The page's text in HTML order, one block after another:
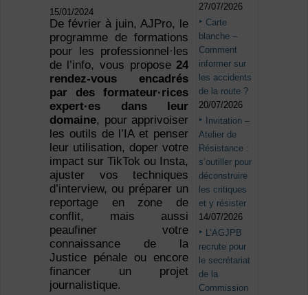
15/01/2024
De février à juin, AJPro, le
programme de formations
pour les professionnel·les
de l’info, vous propose24
rendez-vous encadrés
par des formateur·rices
expert·es dans leur
domaine, pour apprivoiser
les outils de l’IA et penser
leur utilisation, doper votre
impact sur TikTok ou Insta,
ajuster vos techniques
d’interview, ou préparer un
reportage en zone de
conflit, mais aussi
peaufiner votre
connaissance de la
Justice pénale ou encore
financer un projet
journalistique.
27/07/2026
Carte
blanche –
Comment
informer sur
les accidents
de la route ?
20/07/2026
Invitation –
Atelier de
Résistance :
s’outiller pour
déconstruire
les critiques
et y résister
14/07/2026
L’AGJPB
recrute pour
le secrétariat
de la
Commission